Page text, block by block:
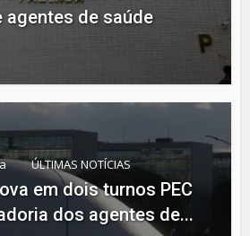
agentes de saúde
ÚLTIMAS NOTÍCIAS
em dois turnos PEC
dos agentes de...